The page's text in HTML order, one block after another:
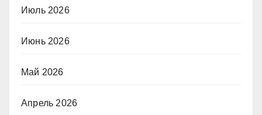
Июль 2026
Июнь 2026
Май 2026
Апрель 2026